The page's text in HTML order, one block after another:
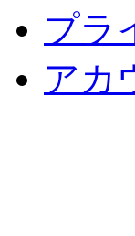
プラ
アカ